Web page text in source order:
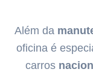
Além da
oficina é
carros